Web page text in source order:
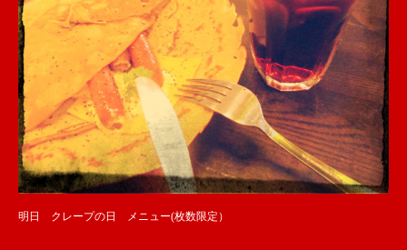
明日 クレープの日 メニュー(枚数限定）